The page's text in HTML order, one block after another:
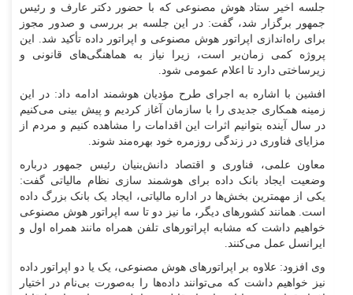
جلسه اخیر ستاد هوش مصنوعی که با حضور دکتر عارف و رئیس
جمهور برگزار شد، گفت: در این جلسه بر بررسی و صدور مجوز
برای راه‌اندازی اپراتور هوش مصنوعی و اپراتور داده تأکید شد. این
پروژه کمی زمان‌بر است، زیرا نیاز به هماهنگی‌های قانونی و
زیرساختی دارد تا اعلام عمومی شود.
افشین با اشاره به اجرای طرح مؤدیان هوشمند ادامه داد: در این
زمینه همکاری جدیدی را با سازمان آغاز کردیم و پیش بینی می‌کنیم
در سال آینده بتوانیم اثرات این اقدامات را مشاهده کنیم و مردم از
مزایای فناوری در زندگی روزمره خود بهره‌مند شوند.
معاون علمی، فناوری و اقتصاد دانش‌بنیان رئیس جمهور درباره
وضعیت ایجاد بانک داده برای هوشمند سازی نظام مالیاتی گفت:
یکی از مهمترین بخش‌ها در اداره مالیاتی، ایجاد یک بانک بزرگ داده
است. همانند کشور‌های دیگر، ما نیز دو تا سه اپراتور هوش مصنوعی
خواهیم داشت که مشابه اپراتور‌های تلفن همراه مانند همراه اول و
ایرانسل عمل می‌کنند.
وی افزود: علاوه بر اپراتور‌های هوش مصنوعی، یک یا دو اپراتور داده
نیز خواهیم داشت که می‌توانند داده‌ها را به‌صورت بی‌نام در اختیار